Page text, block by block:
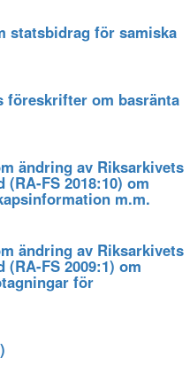
statsbidrag för samiska
föreskrifter om basränta
ändring av Riksarkivets
FS 2018:10) om
m.m.
ändring av Riksarkivets
FS 2009:1) om
för